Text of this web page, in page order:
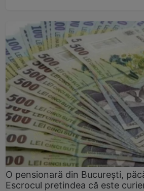
O pensionară din București,
Escrocul pretindea că este